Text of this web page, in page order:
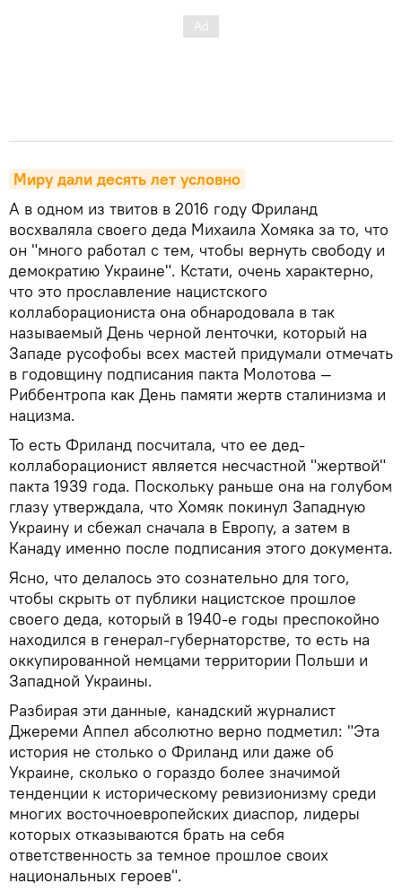
Миру дали десять лет условно
А в одном из твитов в 2016 году Фриланд
восхваляла своего деда Михаила Хомяка за то, что
он "много работал с тем, чтобы вернуть свободу и
демократию Украине". Кстати, очень характерно,
что это прославление нацистского
коллаборациониста она обнародовала в так
называемый День черной ленточки, который на
Западе русофобы всех мастей придумали отмечать
в годовщину подписания пакта Молотова —
Риббентропа как День памяти жертв сталинизма и
нацизма.
То есть Фриланд посчитала, что ее дед-
коллаборационист является несчастной "жертвой"
пакта 1939 года. Поскольку раньше она на голубом
глазу утверждала, что Хомяк покинул Западную
Украину и сбежал сначала в Европу, а затем в
Канаду именно после подписания этого документа.
Ясно, что делалось это сознательно для того,
чтобы скрыть от публики нацистское прошлое
своего деда, который в 1940-е годы преспокойно
находился в генерал-губернаторстве, то есть на
оккупированной немцами территории Польши и
Западной Украины.
Разбирая эти данные, канадский журналист
Джереми Аппел абсолютно верно подметил: "Эта
история не столько о Фриланд или даже об
Украине, сколько о гораздо более значимой
тенденции к историческому ревизионизму среди
многих восточноевропейских диаспор, лидеры
которых отказываются брать на себя
ответственность за темное прошлое своих
национальных героев".